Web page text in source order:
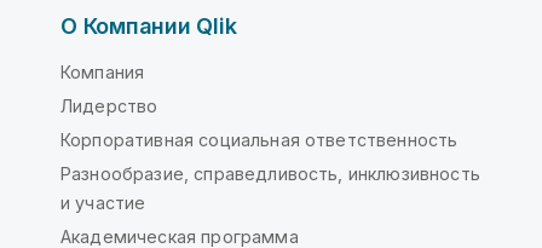
О Компании Qlik
Компания
Лидерство
Корпоративная социальная ответственность
Разнообразие, справедливость, инклюзивность
и участие
Академическая программа